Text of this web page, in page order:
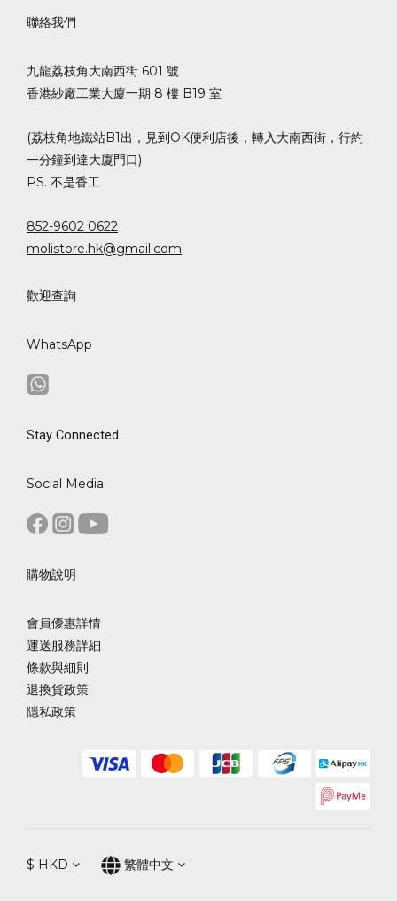
聯絡我們
九龍荔枝角大南西街 601 號
香港紗廠工業大廈一期 8 樓 B19 室
(荔枝角地鐵站B1出，見到OK便利店後，轉入大南西街，行約
一分鐘到達大廈門口)
PS. 不是香工
852-9602 0622
molistore.hk@gmail.com
歡迎查詢
WhatsApp
Stay Connected
Social Media
購物說明
會員優惠詳情
運送服務詳細
條款與細則
退換貨政策
隱私政策
$ HKD 繁體中文